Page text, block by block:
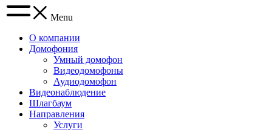
Menu
О компании
Домофония
Умный домофон
Видеодомофоны
Аудиодомофон
Видеонаблюдение
Шлагбаум
Направления
Услуги